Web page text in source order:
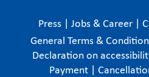
Press Jobs & Career
General Terms &
Declaration on
Payment